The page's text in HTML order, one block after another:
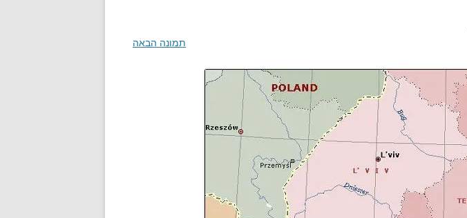
תמונה הבאה